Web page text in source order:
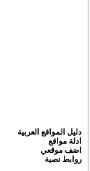
دليل المواقع العربية
ادلة مواقع
اضف موقعي
روابط نصية